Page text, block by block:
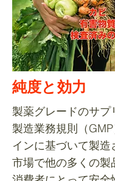
純度と効力
製薬グレードのサプ
製造業務規則（
インに基づいて製造
市場で他の多くの製